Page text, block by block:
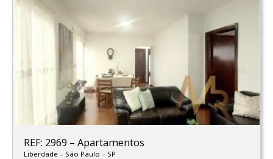
REF: 2969 – Apartamentos
Liberdade – São Paulo – SP